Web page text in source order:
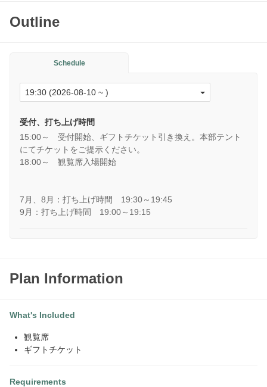
Outline
Schedule
受付、打ち上げ時間
15:00～ 受付開始、ギフトチケット引き換え。本部テント
にてチケットをご提示ください。
18:00～ 観覧席入場開始
7月、8月：打ち上げ時間 19:30～19:45
9月：打ち上げ時間 19:00～19:15
Plan Information
What's Included
観覧席
ギフトチケット
Requirements